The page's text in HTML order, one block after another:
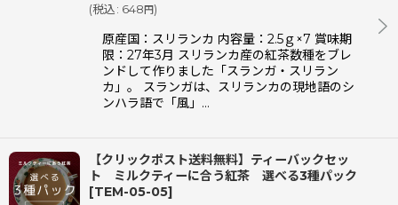
(税込: 648円)
原産国：スリランカ 内容量：2.5ｇ×7 賞味期
限：27年3月 スリランカ産の紅茶数種をブレ
ンドして作りました「スランガ・スリラン
カ」。 スランガは、スリランカの現地語のシ
ンハラ語で「風」…
【クリックポスト送料無料】ティーバックセッ
ト ミルクティーに合う紅茶 選べる3種パック
[TEM-05-05]